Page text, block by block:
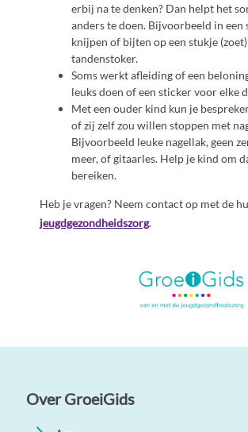
erbij na te denken? Dan helpt het
anders te doen. Bijvoorbeeld in een
knijpen of bijten op een stukje
tandenstoker.
Soms werkt afleiding of een
leuks doen of een sticker voor elke
Met een ouder kind kun je
of zij zelf zou willen stoppen met
Bijvoorbeeld leuke nagellak, geen
meer, of gitaarles. Help je kind om
bereiken.
Heb je vragen? Neem contact op met de
jeugdgezondheidszorg.
Over GroeiGids